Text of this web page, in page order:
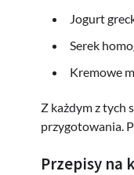
Jogurt
Serek
Kremowe
Z każdym z tych
przygotowania.
Przepisy na